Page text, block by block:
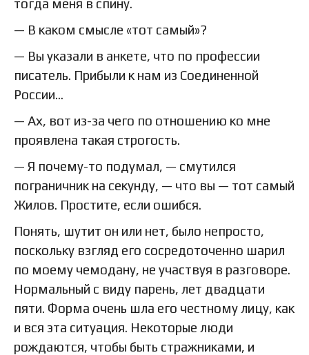
тогда меня в спину.
— В каком смысле «тот самый»?
— Вы указали в анкете, что по профессии
писатель. Прибыли к нам из Соединенной
России…
— Ах, вот из-за чего по отношению ко мне
проявлена такая строгость.
— Я почему-то подумал, — смутился
пограничник на секунду, — что вы — тот самый
Жилов. Простите, если ошибся.
Понять, шутит он или нет, было непросто,
поскольку взгляд его сосредоточенно шарил
по моему чемодану, не участвуя в разговоре.
Нормальный с виду парень, лет двадцати
пяти. Форма очень шла его честному лицу, как
и вся эта ситуация. Некоторые люди
рождаются, чтобы быть стражниками, и